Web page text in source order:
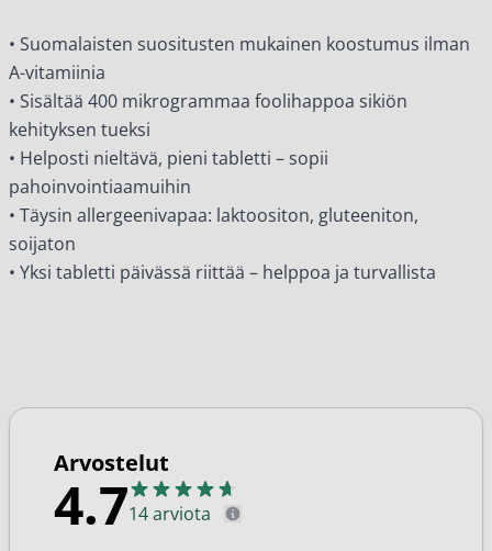
• Suomalaisten suositusten mukainen koostumus ilman
A-vitamiinia
• Sisältää 400 mikrogrammaa foolihappoa sikiön
kehityksen tueksi
• Helposti nieltävä, pieni tabletti – sopii
pahoinvointiaamuihin
• Täysin allergeenivapaa: laktoositon, gluteeniton,
soijaton
• Yksi tabletti päivässä riittää – helppoa ja turvallista
Arvostelut
4.714 arviota